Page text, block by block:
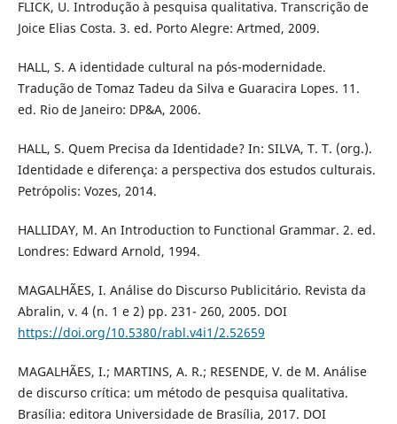
FLICK, U. Introdução à pesquisa qualitativa. Transcrição de
Joice Elias Costa. 3. ed. Porto Alegre: Artmed, 2009.
HALL, S. A identidade cultural na pós-modernidade.
Tradução de Tomaz Tadeu da Silva e Guaracira Lopes. 11.
ed. Rio de Janeiro: DP&A, 2006.
HALL, S. Quem Precisa da Identidade? In: SILVA, T. T. (org.).
Identidade e diferença: a perspectiva dos estudos culturais.
Petrópolis: Vozes, 2014.
HALLIDAY, M. An Introduction to Functional Grammar. 2. ed.
Londres: Edward Arnold, 1994.
MAGALHÃES, I. Análise do Discurso Publicitário. Revista da
Abralin, v. 4 (n. 1 e 2) pp. 231- 260, 2005. DOI
https://doi.org/10.5380/rabl.v4i1/2.52659
MAGALHÃES, I.; MARTINS, A. R.; RESENDE, V. de M. Análise
de discurso crítica: um método de pesquisa qualitativa.
Brasília: editora Universidade de Brasília, 2017. DOI